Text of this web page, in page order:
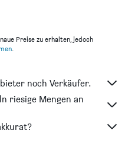
Preise zu erhalten, jedoch
.
noch Verkäufer.
riesige Mengen an